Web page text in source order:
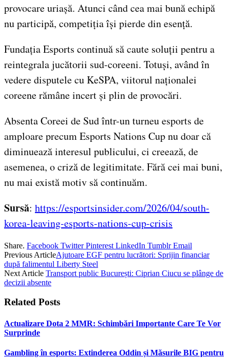
provocare uriașă. Atunci când cea mai bună echipă
nu participă, competiția își pierde din esență.
Fundația Esports continuă să caute soluții pentru a
reintegrala jucătorii sud-coreeni. Totuși, având în
vedere disputele cu KeSPA, viitorul naționalei
coreene rămâne incert și plin de provocări.
Absenta Coreei de Sud într-un turneu esports de
amploare precum Esports Nations Cup nu doar că
diminuează interesul publicului, ci creează, de
asemenea, o criză de legitimitate. Fără cei mai buni,
nu mai există motiv să continuăm.
Sursă: https://esportsinsider.com/2026/04/south-
korea-leaving-esports-nations-cup-crisis
Share. Facebook Twitter Pinterest LinkedIn Tumblr Email
Previous ArticleAjutoare EGF pentru lucrători: Sprijin financiar
după falimentul Liberty Steel
Next Article Transport public București: Ciprian Ciucu se plânge de
decizii absente
Related Posts
Actualizare Dota 2 MMR: Schimbări Importante Care Te Vor
Surprinde
Gambling în esports: Extinderea Oddin și Măsurile BIG pentru